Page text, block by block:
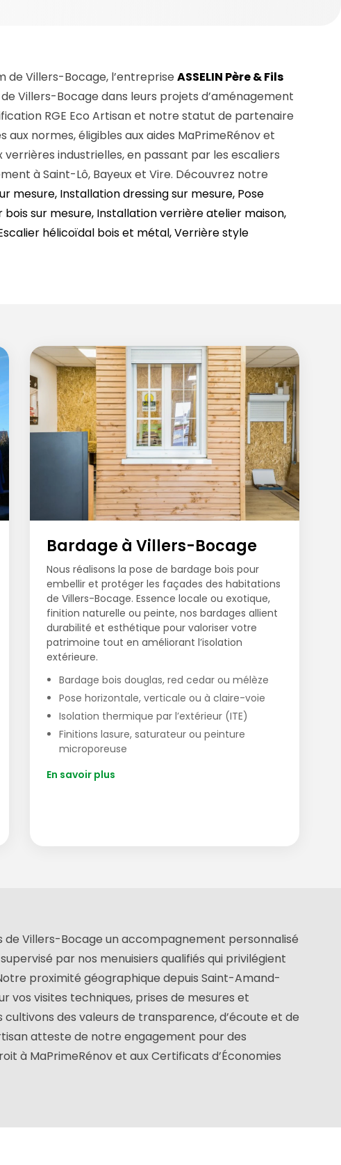
de Villers-Bocage, l’entreprise ASSELIN Père & Fils
Villers-Bocage dans leurs projets d’aménagement
RGE Eco Artisan et notre statut de partenaire
normes, éligibles aux aides MaPrimeRénov et
industrielles, en passant par les escaliers
à Saint-Lô, Bayeux et Vire. Découvrez notre
mesure, Installation dressing sur mesure, Pose
sur mesure, Installation verrière atelier maison,
hélicoïdal bois et métal, Verrière style
Bardage à Villers-Bocage
Nous réalisons la pose de bardage bois pour
embellir et protéger les façades des habitations
de Villers-Bocage. Essence locale ou exotique,
finition naturelle ou peinte, nos bardages allient
durabilité et esthétique pour valoriser votre
patrimoine tout en améliorant l’isolation
extérieure.
Bardage bois douglas, red cedar ou mélèze
Pose horizontale, verticale ou à claire-voie
Isolation thermique par l’extérieur (ITE)
Finitions lasure, saturateur ou peinture
microporeuse
En savoir plus
de Villers-Bocage un accompagnement personnalisé
par nos menuisiers qualifiés qui privilégient
proximité géographique depuis Saint-Amand-
vos visites techniques, prises de mesures et
cultivons des valeurs de transparence, d’écoute et de
atteste de notre engagement pour des
à MaPrimeRénov et aux Certificats d’Économies